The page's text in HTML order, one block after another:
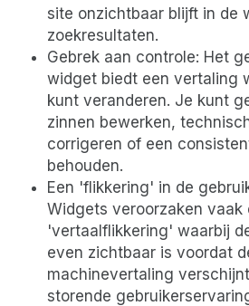
site onzichtbaar blijft in de
zoekresultaten.
Gebrek aan controle: Het
widget biedt een vertaling
kunt veranderen. Je kunt
zinnen bewerken,
corrigeren of een
behouden.
Een 'flikkering' in de
Widgets veroorzaken vaak
'vertaalflikkering' waarbij
even zichtbaar is voordat
machinevertaling
storende